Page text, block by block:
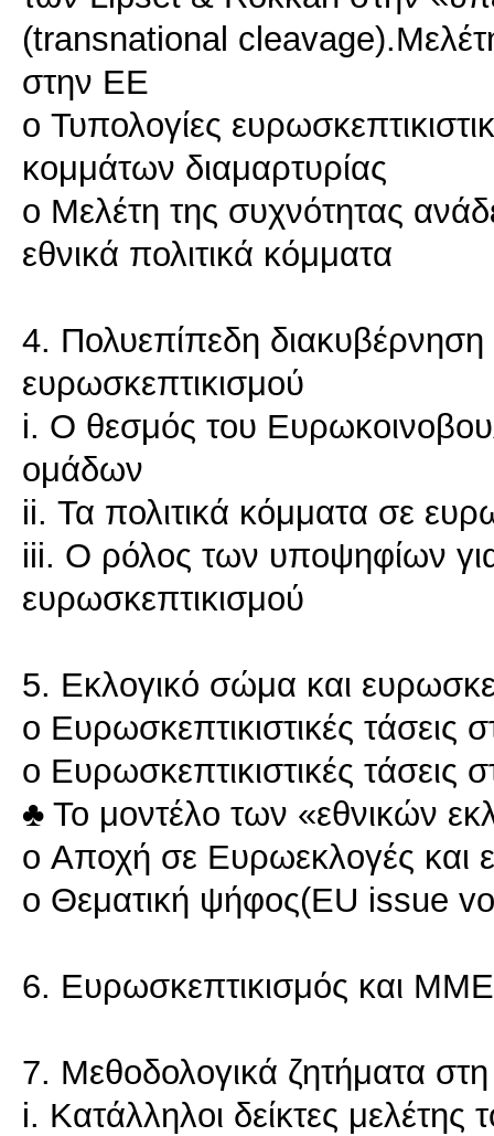
(transnational
στην ΕΕ
o Τυπολογίες
κομμάτων διαμαρτυρίας
o Μελέτη της συχνότητας
εθνικά πολιτικά κόμματα
4. Πολυεπίπεδη διακυβέρνηση
ευρωσκεπτικισμού
i. Ο θεσμός του
ομάδων
ii. Τα πολιτικά κόμματα σε
iii. Ο ρόλος των υποψηφίων
ευρωσκεπτικισμού
5. Εκλογικό σώμα και
o Ευρωσκεπτικιστικές τάσεις
o Ευρωσκεπτικιστικές τάσεις
♣ Το μοντέλο των «εθνικών
o Αποχή σε Ευρωεκλογές και
o Θεματική ψήφος(ΕU issue
6. Ευρωσκεπτικισμός και ΜΜΕ
7. Μεθοδολογικά ζητήματα
i. Κατάλληλοι δείκτες